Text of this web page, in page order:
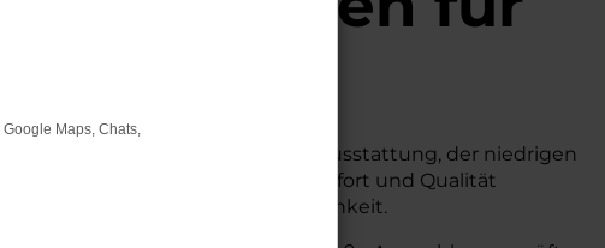
Mit seiner erstklassigen Ausstattung, der niedrigen
zum Neuwagen, ohne auf Komfort und Qualität
Sicherheit und Wirtschaftlichkeit.
Maps, Chats,